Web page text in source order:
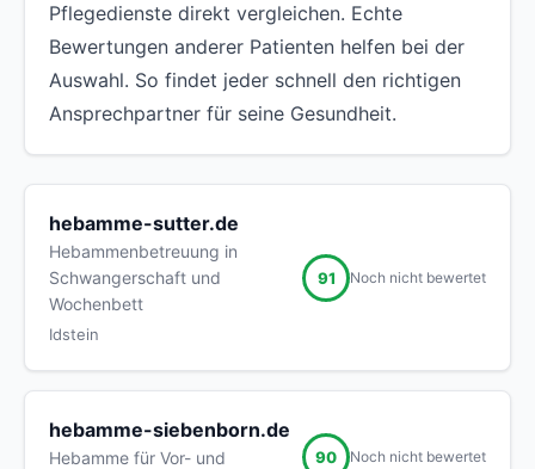
Pflegedienste direkt vergleichen. Echte
Bewertungen anderer Patienten helfen bei der
Auswahl. So findet jeder schnell den richtigen
Ansprechpartner für seine Gesundheit.
hebamme-sutter.de
Hebammenbetreuung in
Schwangerschaft und
Wochenbett
Idstein
91 Noch nicht bewertet
hebamme-siebenborn.de
Hebamme für Vor- und
90 Noch nicht bewertet